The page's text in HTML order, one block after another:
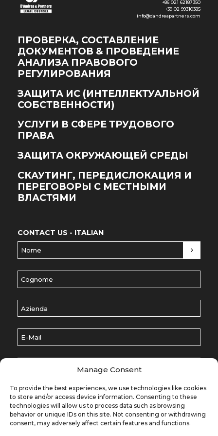
Manage Consent
To provide the best experiences, we use technologies like cookies
to store and/or access device information. Consenting to these
technologies will allow us to process data such as browsing
behavior or unique IDs on this site. Not consenting or withdrawing
consent, may adversely affect certain features and functions.
+86 021 62187350
+39 02 99310385
info@dandreapartners.com
ПРОВЕРКА, СОСТАВЛЕНИЕ
ДОКУМЕНТОВ & ПРОВЕДЕНИЕ
АНАЛИЗА ПРАВОВОГО
РЕГУЛИРОВАНИЯ
ЗАЩИТА ИС (ИНТЕЛЛЕКТУАЛЬНОЙ
СОБСТВЕННОСТИ)
УСЛУГИ В СФЕРЕ ТРУДОВОГО
ПРАВА
ЗАЩИТА ОКРУЖАЮЩЕЙ СРЕДЫ
СКАУТИНГ, ПЕРЕДИСЛОКАЦИЯ И
ПЕРЕГОВОРЫ С МЕСТНЫМИ
ВЛАСТЯМИ
CONTACT US - ITALIAN
Nome
Cognome
Azienda
E-Mail
Lasciaci un messaggio(Обязательно)